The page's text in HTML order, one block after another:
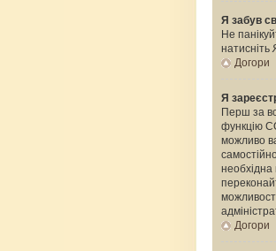
Я забув
Не
натисніть
Догори
Я
Перш за
функцію
можливо
Догори